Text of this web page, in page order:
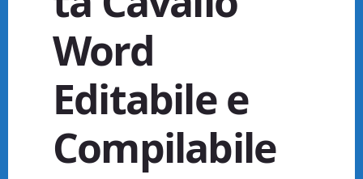
Word
Editabile e
Compilabile